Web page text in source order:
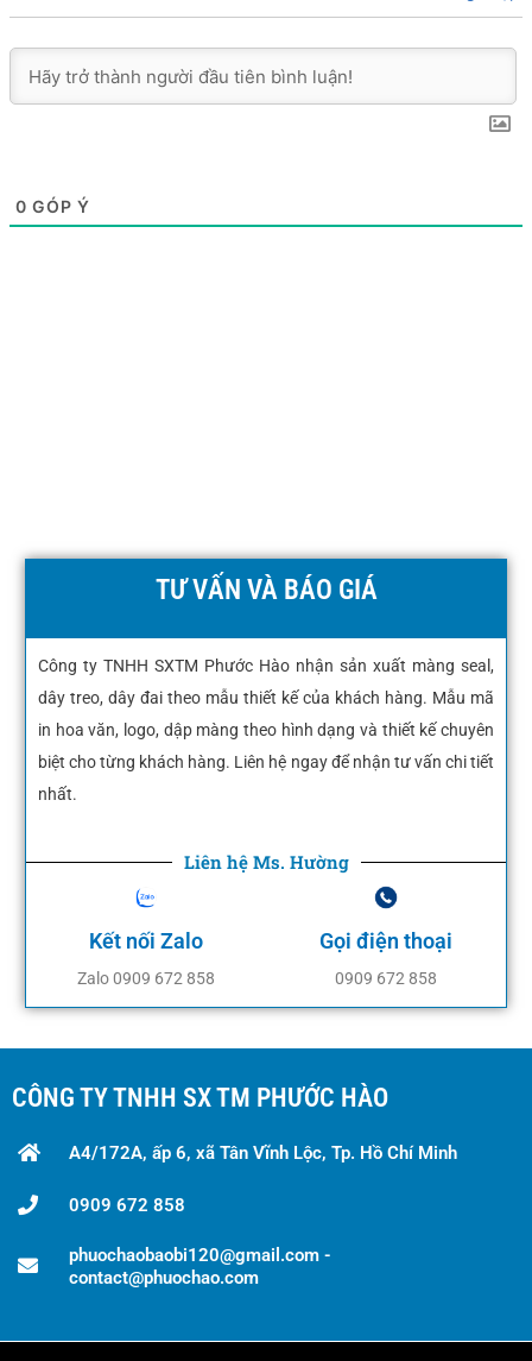
0 GÓP Ý
TƯ VẤN VÀ BÁO GIÁ
Công ty TNHH SXTM Phước Hào nhận sản xuất màng seal,
dây treo, dây đai theo mẫu thiết kế của khách hàng. Mẫu mã
in hoa văn, logo, dập màng theo hình dạng và thiết kế chuyên
biệt cho từng khách hàng. Liên hệ ngay để nhận tư vấn chi tiết
nhất.
Liên hệ Ms. Hường
Kết nối Zalo
Zalo 0909 672 858
Gọi điện thoại
0909 672 858
CÔNG TY TNHH SX TM PHƯỚC HÀO
A4/172A, ấp 6, xã Tân Vĩnh Lộc, Tp. Hồ Chí Minh
0909 672 858
phuochaobaobi120@gmail.com -
contact@phuochao.com